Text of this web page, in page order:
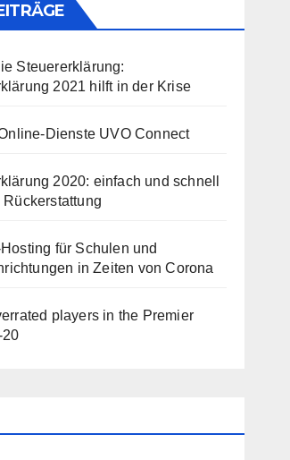
Steuererklärung:
2021 hilft in der Krise
Dienste UVO Connect
2020: einfach und schnell
für Schulen und
in Zeiten von Corona
players in the Premier
20